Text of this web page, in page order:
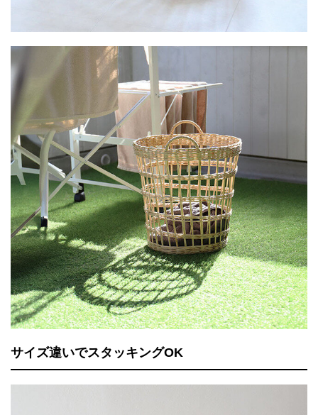
サイズ違いでスタッキングOK